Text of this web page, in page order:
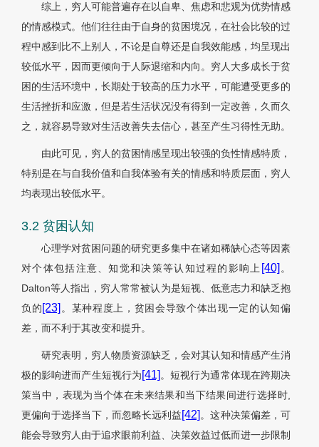
综上，穷人可能普遍存在以自卑、焦虑和悲观为优势情感
的情感模式。他们往往由于自身的贫困境况，在社会比较的过
程中感到比不上别人，不论是自尊还是自我效能感，均呈现出
较低水平，因而更倾向于人际退缩和内向。穷人大多成长于贫
困的生活环境中，长期处于较高的压力水平，可能遭受更多的
生活挫折和应激，但是若生活状况没有得到一定改善，久而久
之，就容易导致对生活改善失去信心，甚至产生习得性无助。
由此可见，穷人的贫困情感呈现出较强的负性情感特质，
特别是在与自我价值和自我体验有关的情感和特质层面，穷人
均表现出较低水平。
3.2 贫困认知
心理学对贫困问题的研究更多集中在诸如稀缺心态等因素
对个体包括注意、知觉和决策等认知过程的影响上 [40] 。
Dalton等人指出，穷人常常被认为是短视、低意志力和缺乏抱
负的[23] 。某种程度上，贫困会导致个体出现一定的认知偏
差，而不利于其改变和提升。
研究表明，穷人物质资源缺乏，会对其认知和情感产生消
极的影响进而产生短视行为[41]。短视行为通常体现在跨期决
策当中，表现为当个体在未来结果和当下结果间进行选择时,
更偏向于选择当下，而忽略长远利益[42]。这种决策偏差，可
能会导致穷人由于追求眼前利益、决策效益过低而进一步限制